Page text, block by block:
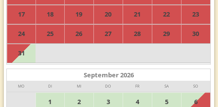
17 18 19 20 21 22 23
24 25 26 27 28 29 30
31
September2026
MO DI MI DO FR SA SO
1 2 3 4 5 6